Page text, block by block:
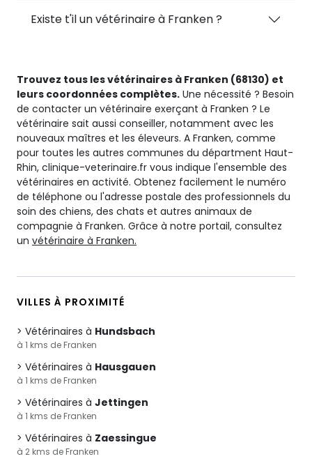
Existe t'il un vétérinaire à Franken ?
Trouvez tous les vétérinaires à Franken (68130) et
leurs coordonnées complètes. Une nécessité ? Besoin
de contacter un vétérinaire exerçant à Franken ? Le
vétérinaire sait aussi conseiller, notamment avec les
nouveaux maîtres et les éleveurs. A Franken, comme
pour toutes les autres communes du départment Haut-
Rhin, clinique-veterinaire.fr vous indique l'ensemble des
vétérinaires en activité. Obtenez facilement le numéro
de téléphone ou l'adresse postale des professionnels du
soin des chiens, des chats et autres animaux de
compagnie à Franken. Grâce à notre portail, consultez
un vétérinaire à Franken.
VILLES À PROXIMITÉ
Vétérinaires à Hundsbach
à 1 kms de Franken
Vétérinaires à Hausgauen
à 1 kms de Franken
Vétérinaires à Jettingen
à 1 kms de Franken
Vétérinaires à Zaessingue
à 2 kms de Franken